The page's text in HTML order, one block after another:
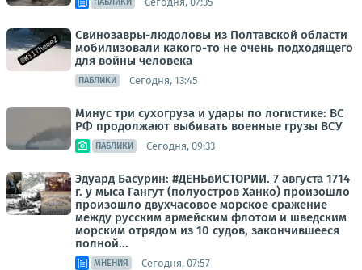
Свинозавры-людоловы из Полтавской области
мобилизовали какого-то не очень подходящего
для войны человека
ПАБЛИКИ Сегодня, 13:45
Минус три сухогруза и удары по логистике: ВС
РФ продолжают выбивать военные грузы ВСУ
ПАБЛИКИ Сегодня, 09:33
Эдуард Басурин: #ДЕНЬвИСТОРИИ. 7 августа 1714
г. у мыса Гангут (полуостров Ханко) произошло
произошло двухчасовое морское сражение
между русским армейским флотом и шведским
морским отрядом из 10 судов, закончившееся
полной...
МНЕНИЯ Сегодня, 07:57